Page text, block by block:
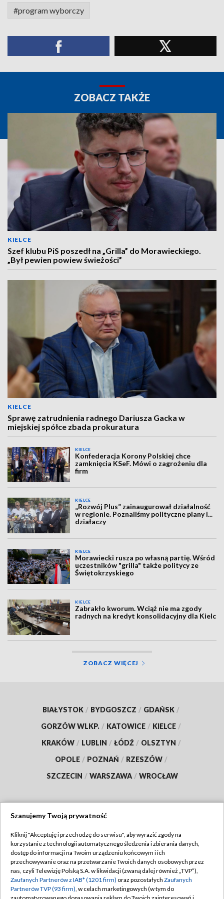
#program wyborczy
ZOBACZ TAKŻE
KIELCE
Szef klubu PiS poszedł na „Grilla” do Morawieckiego.
„Był pewien powiew świeżości”
KIELCE
Sprawę zatrudnienia radnego Dariusza Gacka w
miejskiej spółce zbada prokuratura
KIELCE
Konfederacja Korony Polskiej chce
zamknięcia KSeF. Mówi o zagrożeniu dla
firm
KIELCE
„Rozwój Plus” zainaugurował działalność
w regionie. Poznaliśmy polityczne plany i...
działaczy
KIELCE
Morawiecki rusza po własną partię. Wśród
uczestników "grilla" także politycy ze
Świętokrzyskiego
KIELCE
Zabrakło kworum. Wciąż nie ma zgody
radnych na kredyt konsolidacyjny dla Kielc
ZOBACZ WIĘCEJ
BIAŁYSTOK / BYDGOSZCZ / GDAŃSK /
GORZÓW WLKP. / KATOWICE / KIELCE /
KRAKÓW / LUBLIN / ŁÓDŹ / OLSZTYN /
OPOLE / POZNAŃ / RZESZÓW /
SZCZECIN / WARSZAWA / WROCŁAW
TVP
Abonament TVP
Emisja w TVP
Centrum informacji TVP
Regulamin TVP
Polityka prywatności
Moje zgody
Szanujemy Twoją prywatność
Kliknij "Akceptuję i przechodzę do serwisu", aby wyrazić zgody na
korzystanie z technologii automatycznego śledzenia i zbierania danych,
dostęp do informacji na Twoim urządzeniu końcowym i ich
przechowywanie oraz na przetwarzanie Twoich danych osobowych przez
nas, czyli Telewizję Polską S.A. w likwidacji (zwaną dalej również „TVP”),
Zaufanych Partnerów z IAB* (1201 firm) oraz pozostałych Zaufanych
Partnerów TVP (93 firm), w celach marketingowych (w tym do